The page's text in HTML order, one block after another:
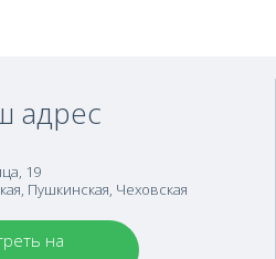
адрес
19
Пушкинская, Чеховская
на